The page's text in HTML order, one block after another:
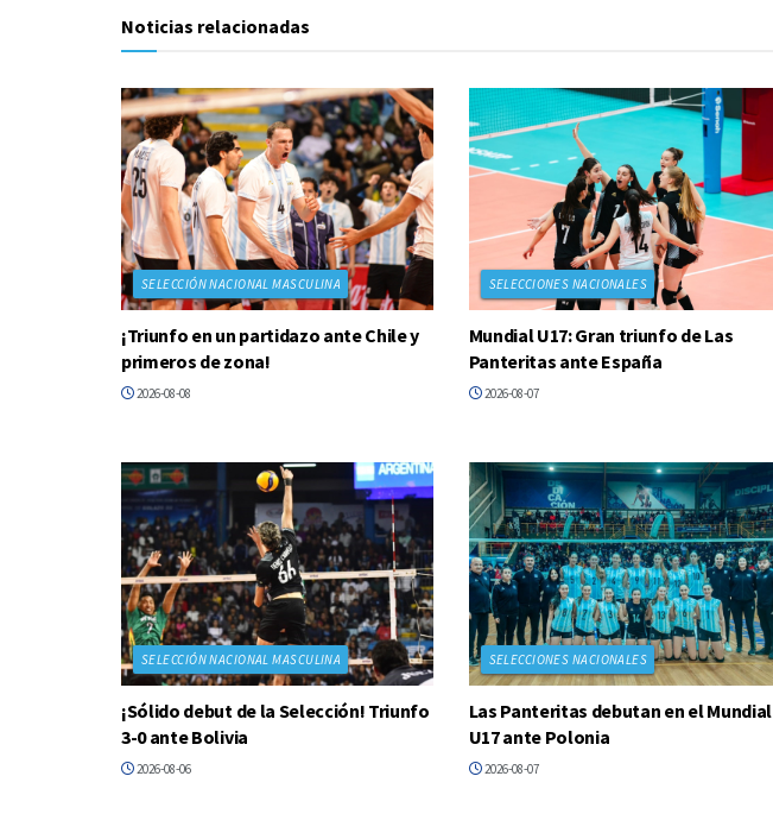
Noticias relacionadas
SELECCIÓN NACIONAL MASCULINA
¡Triunfo en un partidazo ante Chile y
primeros de zona!
2026-08-08
SELECCIONES NACIONALES
Mundial U17: Gran triunfo de Las
Panteritas ante España
2026-08-07
SELECCIÓN NACIONAL MASCULINA
¡Sólido debut de la Selección! Triunfo
3-0 ante Bolivia
2026-08-06
SELECCIONES NACIONALES
Las Panteritas debutan en el Mundial
U17 ante Polonia
2026-08-07